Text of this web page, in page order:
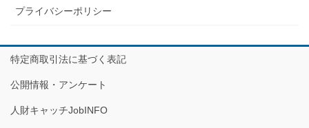
プライバシーポリシー
特定商取引法に基づく表記
公開情報・アンケート
人財キャッチJobINFO